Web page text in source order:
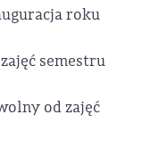
roku
semestru
od zajęć